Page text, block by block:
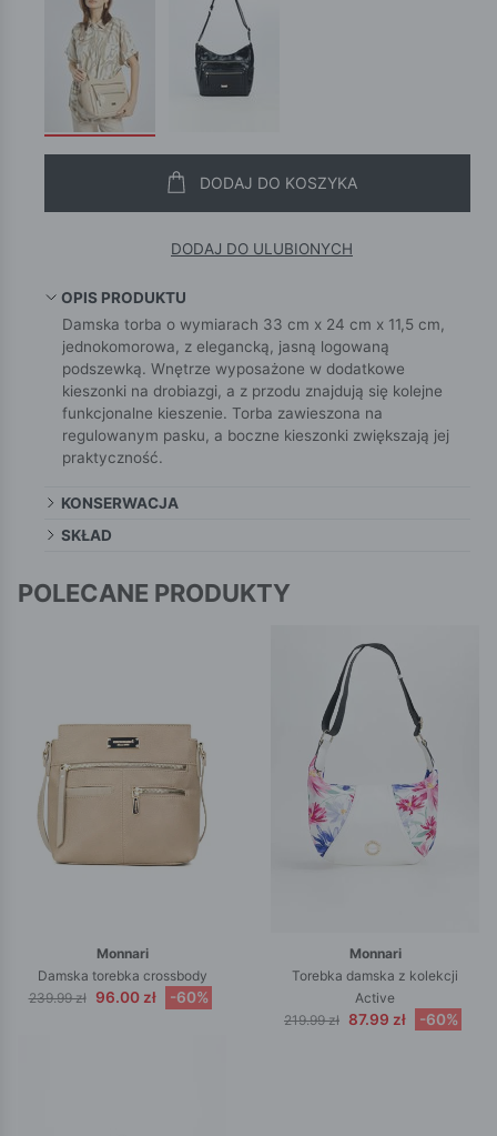
DODAJ DO KOSZYKA
DODAJ DO ULUBIONYCH
OPIS PRODUKTU
Damska torba o wymiarach 33 cm x 24 cm x 11,5 cm,
jednokomorowa, z elegancką, jasną logowaną
podszewką. Wnętrze wyposażone w dodatkowe
kieszonki na drobiazgi, a z przodu znajdują się kolejne
funkcjonalne kieszenie. Torba zawieszona na
regulowanym pasku, a boczne kieszonki zwiększają jej
praktyczność.
KONSERWACJA
SKŁAD
POLECANE PRODUKTY
Monnari
Damska torebka crossbody
239.99 zł 96.00 zł -60%
Monnari
Torebka damska z kolekcji
Active
219.99 zł 87.99 zł -60%